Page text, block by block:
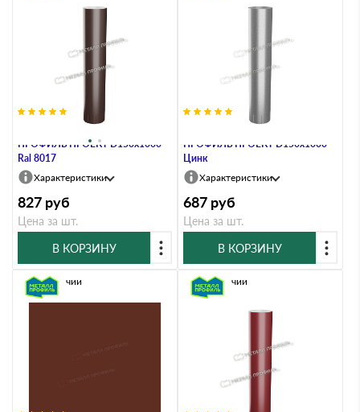
ПРОФИЛЬ ПРОЕКТ D150х1000
Ral 8017
Характеристики
827 руб
Цена за шт.
В КОРЗИНУ
ПРОФИЛЬ ПРОЕКТ D150х1000
Цинк
Характеристики
687 руб
Цена за шт.
В КОРЗИНУ
В наличии В наличии